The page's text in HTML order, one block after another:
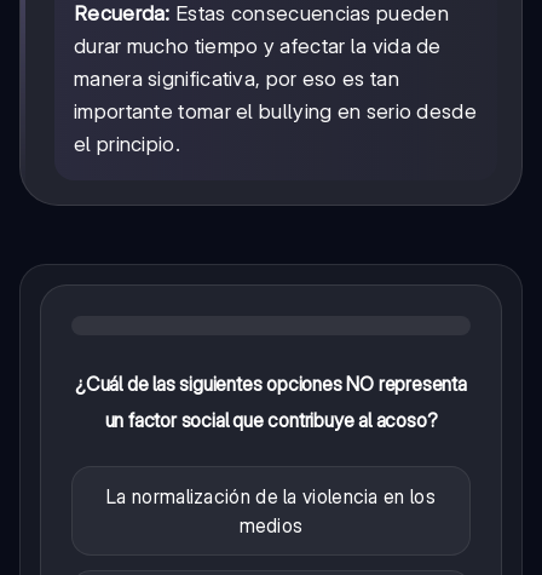
Recuerda: Estas consecuencias pueden
durar mucho tiempo y afectar la vida de
manera significativa, por eso es tan
importante tomar el bullying en serio desde
el principio.
¿Cuál de las siguientes opciones NO representa
un factor social que contribuye al acoso?
La normalización de la violencia en los
medios